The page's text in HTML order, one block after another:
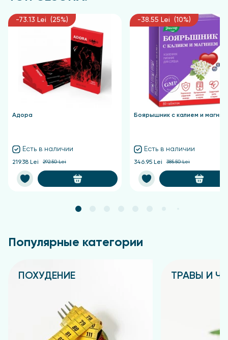
-73.13 Lei (25%)
Адора
Есть в наличии
219.38 Lei 292.50 Lei
-38.55 Lei (10%)
Боярышник с калием и
Есть в наличии
346.95 Lei 385.50 Lei
Популярные категории
ПОХУДЕНИЕ ТРАВЫ И